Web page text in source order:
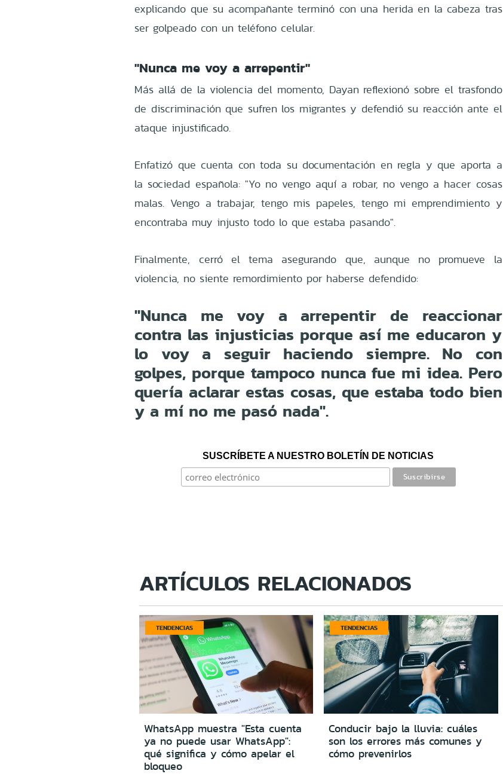
explicando que su acompañante terminó con una herida en la cabeza tras
ser golpeado con un teléfono celular.
"Nunca me voy a arrepentir"
Más allá de la violencia del momento, Dayan reflexionó sobre el trasfondo
de discriminación que sufren los migrantes y defendió su reacción ante el
ataque injustificado.
Enfatizó que cuenta con toda su documentación en regla y que aporta a
la sociedad española: "Yo no vengo aquí a robar, no vengo a hacer cosas
malas. Vengo a trabajar, tengo mis papeles, tengo mi emprendimiento y
encontraba muy injusto todo lo que estaba pasando".
Finalmente, cerró el tema asegurando que, aunque no promueve la
violencia, no siente remordimiento por haberse defendido:
"Nunca me voy a arrepentir de reaccionar
contra las injusticias porque así me educaron y
lo voy a seguir haciendo siempre. No con
golpes, porque tampoco nunca fue mi idea. Pero
quería aclarar estas cosas, que estaba todo bien
y a mí no me pasó nada".
SUSCRÍBETE A NUESTRO BOLETÍN DE NOTICIAS
ARTÍCULOS RELACIONADOS
TENDENCIAS
WhatsApp muestra "Esta cuenta
ya no puede usar WhatsApp":
qué significa y cómo apelar el
bloqueo
TENDENCIAS
Conducir bajo la lluvia: cuáles
son los errores más comunes y
cómo prevenirlos